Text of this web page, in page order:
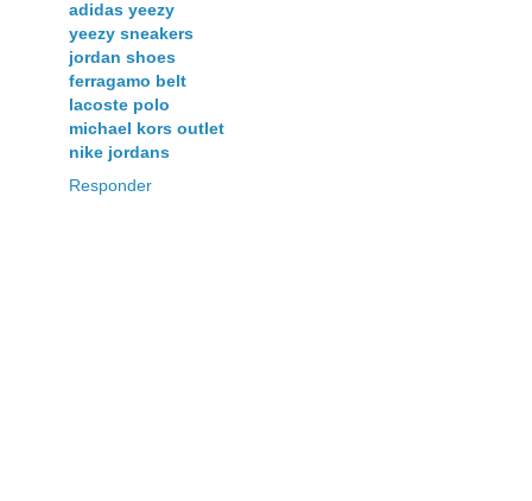
adidas yeezy
yeezy sneakers
jordan shoes
ferragamo belt
lacoste polo
michael kors outlet
nike jordans
Responder